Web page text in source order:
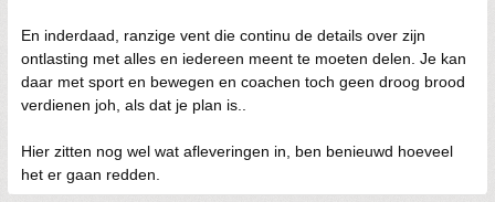
En inderdaad, ranzige vent die continu de details over zijn
ontlasting met alles en iedereen meent te moeten delen. Je kan
daar met sport en bewegen en coachen toch geen droog brood
verdienen joh, als dat je plan is..
Hier zitten nog wel wat afleveringen in, ben benieuwd hoeveel
het er gaan redden.